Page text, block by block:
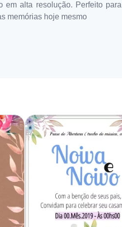
em alta resolução. Perfeito para
memórias hoje mesmo